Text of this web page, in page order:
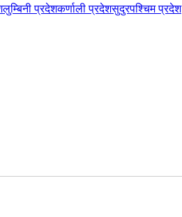
लुम्बिनी प्रदेशकर्णाली प्रदेशसुदुरपश्चिम प्रदेश